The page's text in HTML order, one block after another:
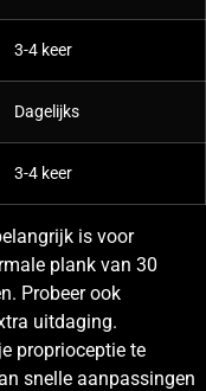
3-4 keer
Dagelijks
3-4 keer
is voor
plank van 30
Probeer ook
uitdaging.
proprioceptie te
snelle aanpassingen